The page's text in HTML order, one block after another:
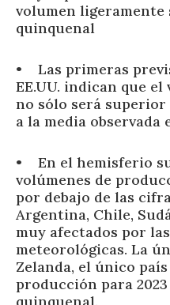
volumen ligeramente
quinquenal
• Las primeras
EE.UU. indican que
no sólo será superior
a la media observada
• En el hemisferio
volúmenes de
por debajo de las
Argentina, Chile,
muy afectados por
meteorológicas. La
Zelanda, el único
producción para